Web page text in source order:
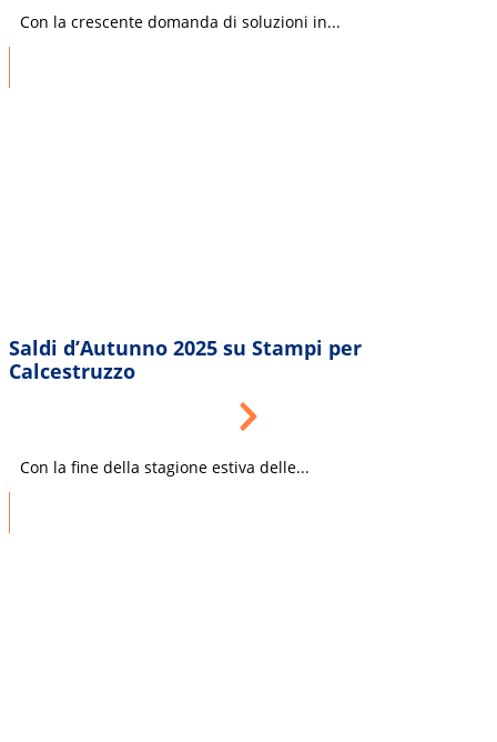
Con la crescente domanda di soluzioni in...
Saldi d’Autunno 2025 su Stampi per
Calcestruzzo
Con la fine della stagione estiva delle...